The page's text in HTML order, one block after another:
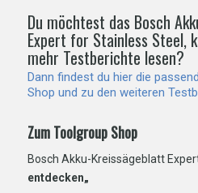
Du möchtest das Bosch
Expert for Stainless Steel,
mehr Testberichte lesen?
Dann findest du hier die
Shop und zu den weiteren
Zum Toolgroup Shop
Bosch Akku-Kreissägeblatt
entdecken„